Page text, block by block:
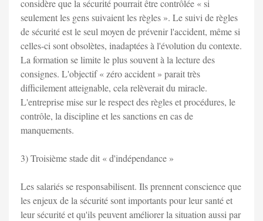
considère que la sécurité pourrait être contrôlée « si
seulement les gens suivaient les règles ». Le suivi de règles
de sécurité est le seul moyen de prévenir l'accident, même si
celles-ci sont obsolètes, inadaptées à l'évolution du contexte.
La formation se limite le plus souvent à la lecture des
consignes. L'objectif « zéro accident » parait très
difficilement atteignable, cela relèverait du miracle.
L'entreprise mise sur le respect des règles et procédures, le
contrôle, la discipline et les sanctions en cas de
manquements.
3) Troisième stade dit « d'indépendance »
Les salariés se responsabilisent. Ils prennent conscience que
les enjeux de la sécurité sont importants pour leur santé et
leur sécurité et qu'ils peuvent améliorer la situation aussi par